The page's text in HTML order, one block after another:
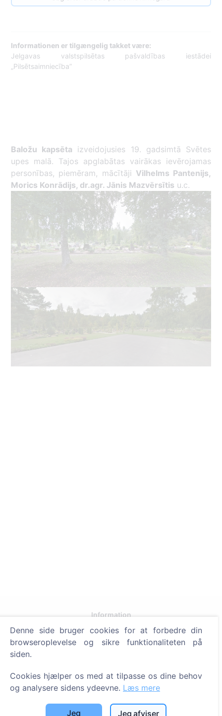
Informationen er tilgængelig takket være:
Jelgavas valstspilsētas pašvaldības iestādei
„Pilsētsaimniecība”
Baložu kapsēta izveidojusies 19. gadsimtā Svētes
upes malā. Tajos apglabātas vairākas ievērojamas
personības, piemēram, mācītāji Vilhelms Pantenijs,
Morics Konrādijs, dr.agr. Jānis Mazvērsītis u.c.
Information
Om CEMETY
Liste over kommuner og brugere
Betalingspolitik
Denne side bruger cookies for at forbedre din
browseroplevelse og sikre funktionaliteten på
siden.
Cookies hjælper os med at tilpasse os dine behov
og analysere sidens ydeevne. Læs mere
Jeg
Jeg afviser